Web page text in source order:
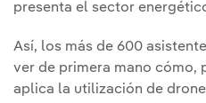
presenta el sector
Así, los más de 600
ver de primera mano cómo,
aplica la utilización de